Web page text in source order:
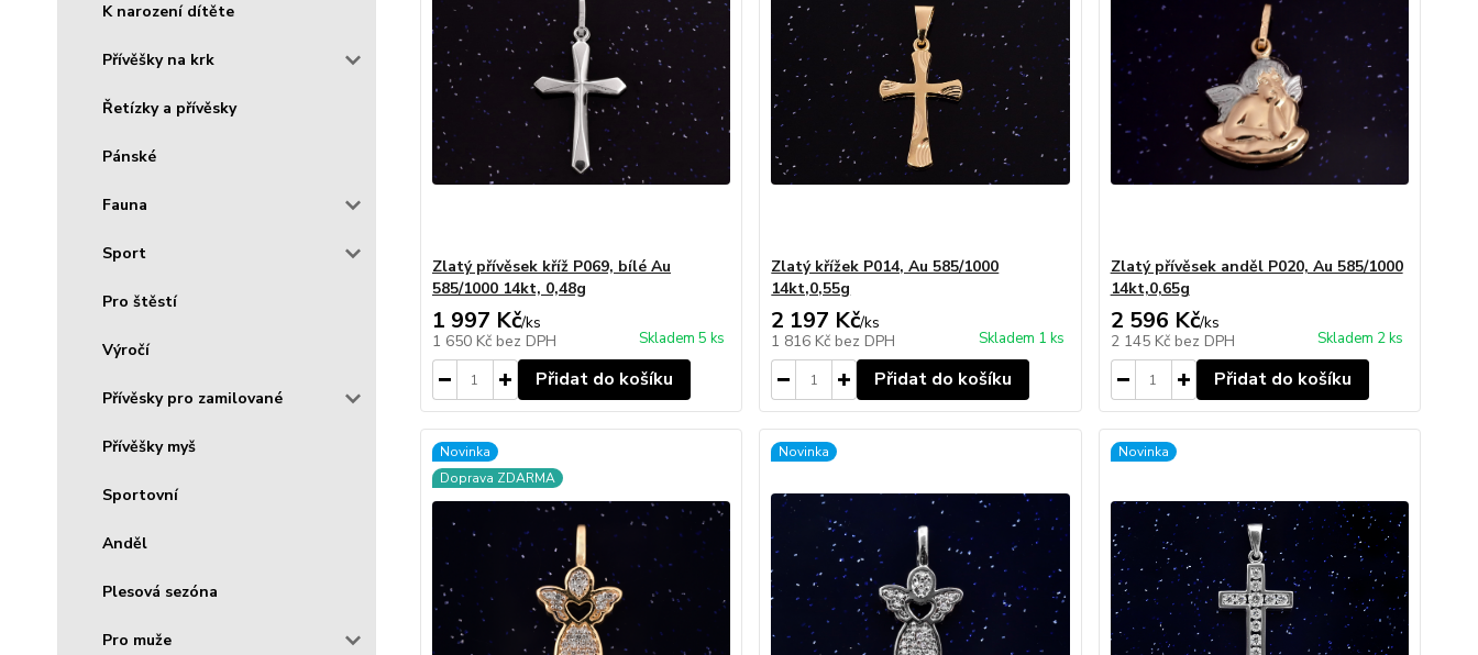
K narození dítěte
Přívěšky na krk
Řetízky a přívěsky
Pánské
Fauna
Sport
Pro štěstí
Výročí
Přívěsky pro zamilované
Přívěšky myš
Sportovní
Anděl
Plesová sezóna
Pro muže
Zlatý přívěsek kříž P069, bílé Au
585/1000 14kt, 0,48g
1 997 Kč/ks
1 650 Kč bez DPH Skladem 5 ks
Přidat do košíku
Zlatý křížek P014, Au 585/1000
14kt,0,55g
2 197 Kč/ks
1 816 Kč bez DPH Skladem 1 ks
Přidat do košíku
Zlatý přívěsek anděl P020, Au 585/1000
14kt,0,65g
2 596 Kč/ks
2 145 Kč bez DPH Skladem 2 ks
Přidat do košíku
Novinka
Doprava ZDARMA
Novinka Novinka